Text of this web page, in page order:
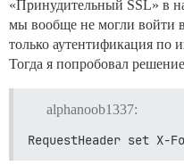
«Принудительный SSL» в
мы вообще не могли войти
только аутентификация по
Тогда я попробовал
alphanoob1337:
RequestHeader set X-